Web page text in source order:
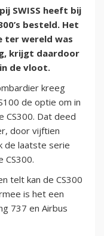
SWISS heeft bij
besteld. Het
ter wereld was
krijgt daardoor
in de vloot.
kreeg
de optie om in
CS300. Dat deed
door vijftien
de laatste serie
CS300.
telt kan de CS300
is het een
737 en Airbus